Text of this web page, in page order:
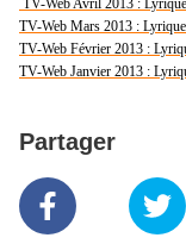
TV-Web Avril 2013 :
TV-Web Mars 2013 :
TV-Web Février 2013 :
TV-Web Janvier 2013 :
Partager